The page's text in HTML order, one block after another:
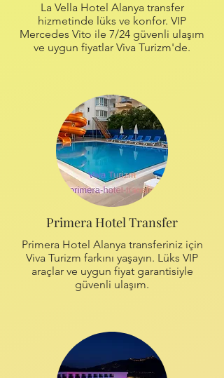
La Vella Hotel Alanya transfer
hizmetinde lüks ve konfor. VIP
Mercedes Vito ile 7/24 güvenli ulaşım
ve uygun fiyatlar Viva Turizm'de.
Primera Hotel Transfer
Primera Hotel Alanya transferiniz için
Viva Turizm farkını yaşayın. Lüks VIP
araçlar ve uygun fiyat garantisiyle
güvenli ulaşım.